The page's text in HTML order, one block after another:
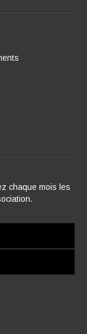
chaque mois les